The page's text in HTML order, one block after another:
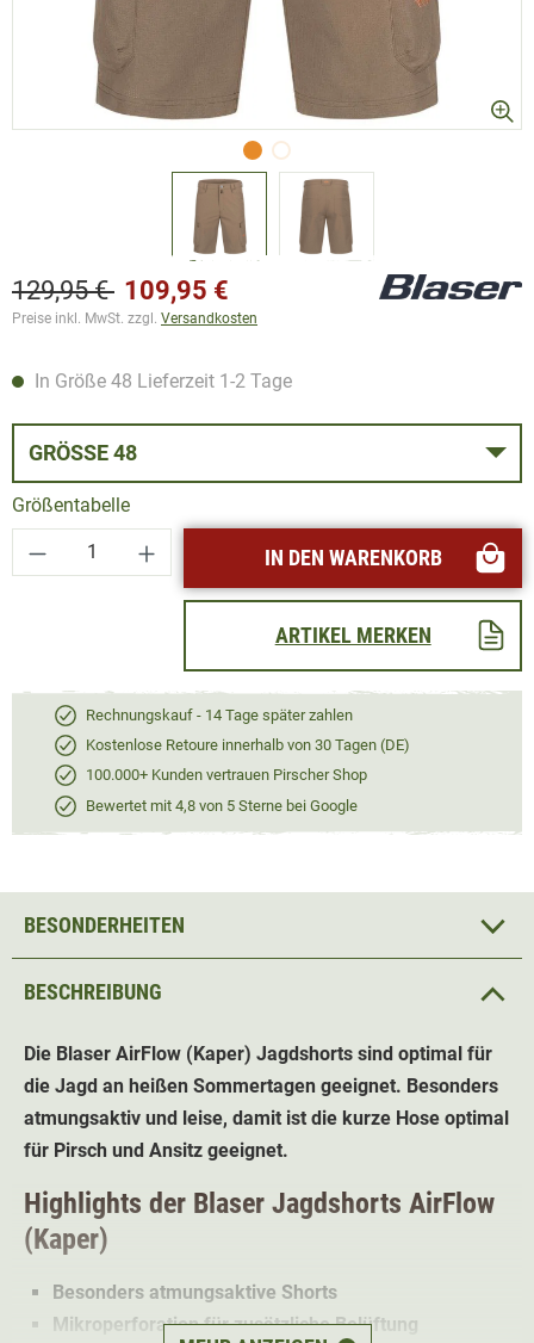
129,95 € 109,95 €
Preise inkl. MwSt. zzgl. Versandkosten
In Größe 48 Lieferzeit 1-2 Tage
GRÖSSE 48
Größentabelle
Produkt Anzahl: Gib den gewünschten
IN DEN WARENKORB
ARTIKEL MERKEN
Rechnungskauf - 14 Tage später zahlen
Kostenlose Retoure innerhalb von 30 Tagen (DE)
100.000+ Kunden vertrauen Pirscher Shop
Bewertet mit 4,8 von 5 Sterne bei Google
BESCHREIBUNG
Die Blaser AirFlow (Kaper) Jagdshorts sind optimal für
die Jagd an heißen Sommertagen geeignet. Besonders
atmungsaktiv und leise, damit ist die kurze Hose optimal
für Pirsch und Ansitz geeignet.
Highlights der Blaser Jagdshorts AirFlow
(Kaper)
Besonders atmungsaktive Shorts
Mikroperforation für zusätzliche Belüftung
BESONDERHEITEN